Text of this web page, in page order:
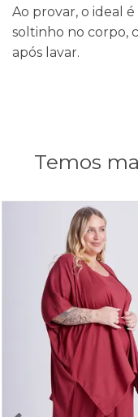
Ao provar, o ideal
soltinho no corpo,
após lavar.
Temos